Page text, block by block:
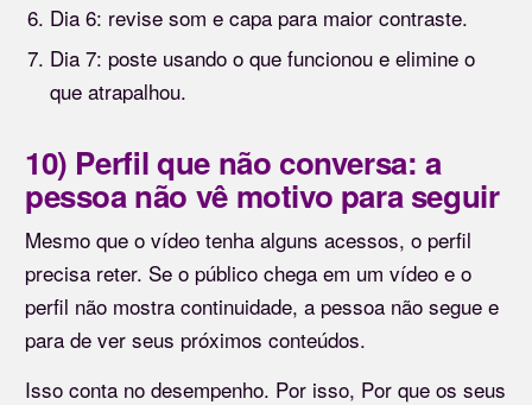
Dia 6: revise som e capa para maior contraste.
Dia 7: poste usando o que funcionou e elimine o
que atrapalhou.
10) Perfil que não conversa: a
pessoa não vê motivo para seguir
Mesmo que o vídeo tenha alguns acessos, o perfil
precisa reter. Se o público chega em um vídeo e o
perfil não mostra continuidade, a pessoa não segue e
para de ver seus próximos conteúdos.
Isso conta no desempenho. Por isso, Por que os seus